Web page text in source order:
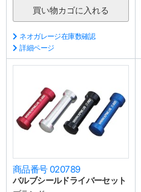
ネオガレージ在庫数確認
詳細ページ
商品番号 020789
バルブシールドライバーセット